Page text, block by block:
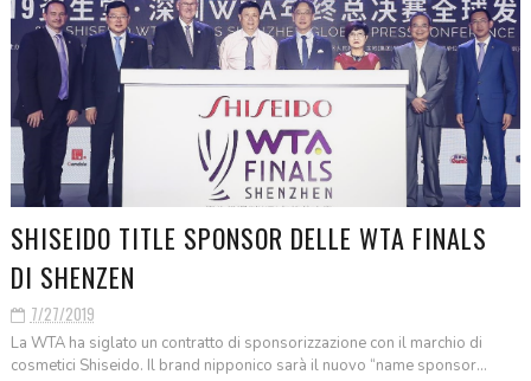
SHISEIDO TITLE SPONSOR DELLE WTA FINALS
DI SHENZEN
7/27/2019
La WTA ha siglato un contratto di sponsorizzazione con il marchio di
cosmetici Shiseido. Il brand nipponico sarà il nuovo “name sponsor...